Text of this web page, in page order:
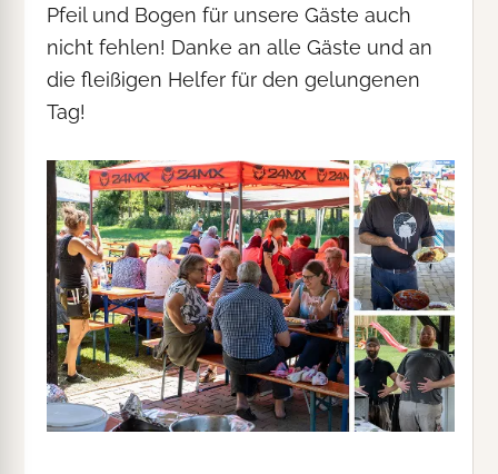
Pfeil und Bogen für unsere Gäste auch
nicht fehlen! Danke an alle Gäste und an
die fleißigen Helfer für den gelungenen
Tag!